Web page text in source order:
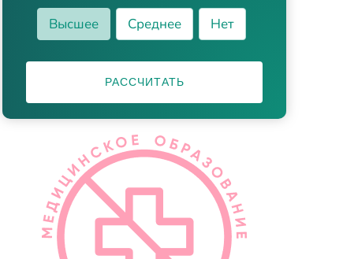
Высшее
Среднее Нет
РАССЧИТАТЬ